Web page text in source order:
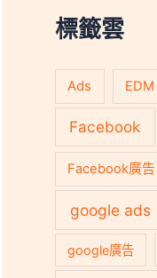
:標籤雲
Ads
Facebook
Facebook廣告
google ads
google廣告